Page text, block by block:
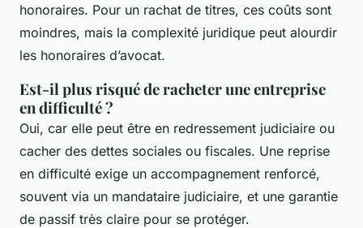
honoraires. Pour un rachat de titres, ces coûts sont
moindres, mais la complexité juridique peut alourdir
les honoraires d’avocat.
Est-il plus risqué de racheter une entreprise
en difficulté ?
Oui, car elle peut être en redressement judiciaire ou
cacher des dettes sociales ou fiscales. Une reprise
en difficulté exige un accompagnement renforcé,
souvent via un mandataire judiciaire, et une garantie
de passif très claire pour se protéger.